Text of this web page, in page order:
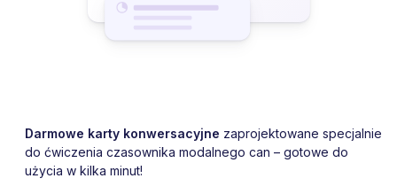
Darmowe karty konwersacyjne zaprojektowane specjalnie
do ćwiczenia czasownika modalnego can – gotowe do
użycia w kilka minut!